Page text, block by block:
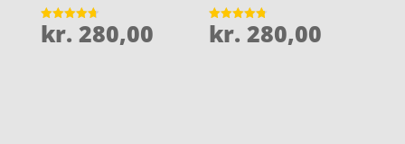
Vurderet
4.7
kr. 280,00
Vurderet
4.8
kr. 280,00